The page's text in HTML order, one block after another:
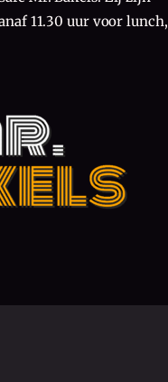
11.30 uur voor lunch,